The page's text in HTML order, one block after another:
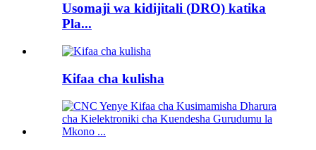
Usomaji wa kidijitali (DRO) katika
Pla...
Kifaa cha kulisha